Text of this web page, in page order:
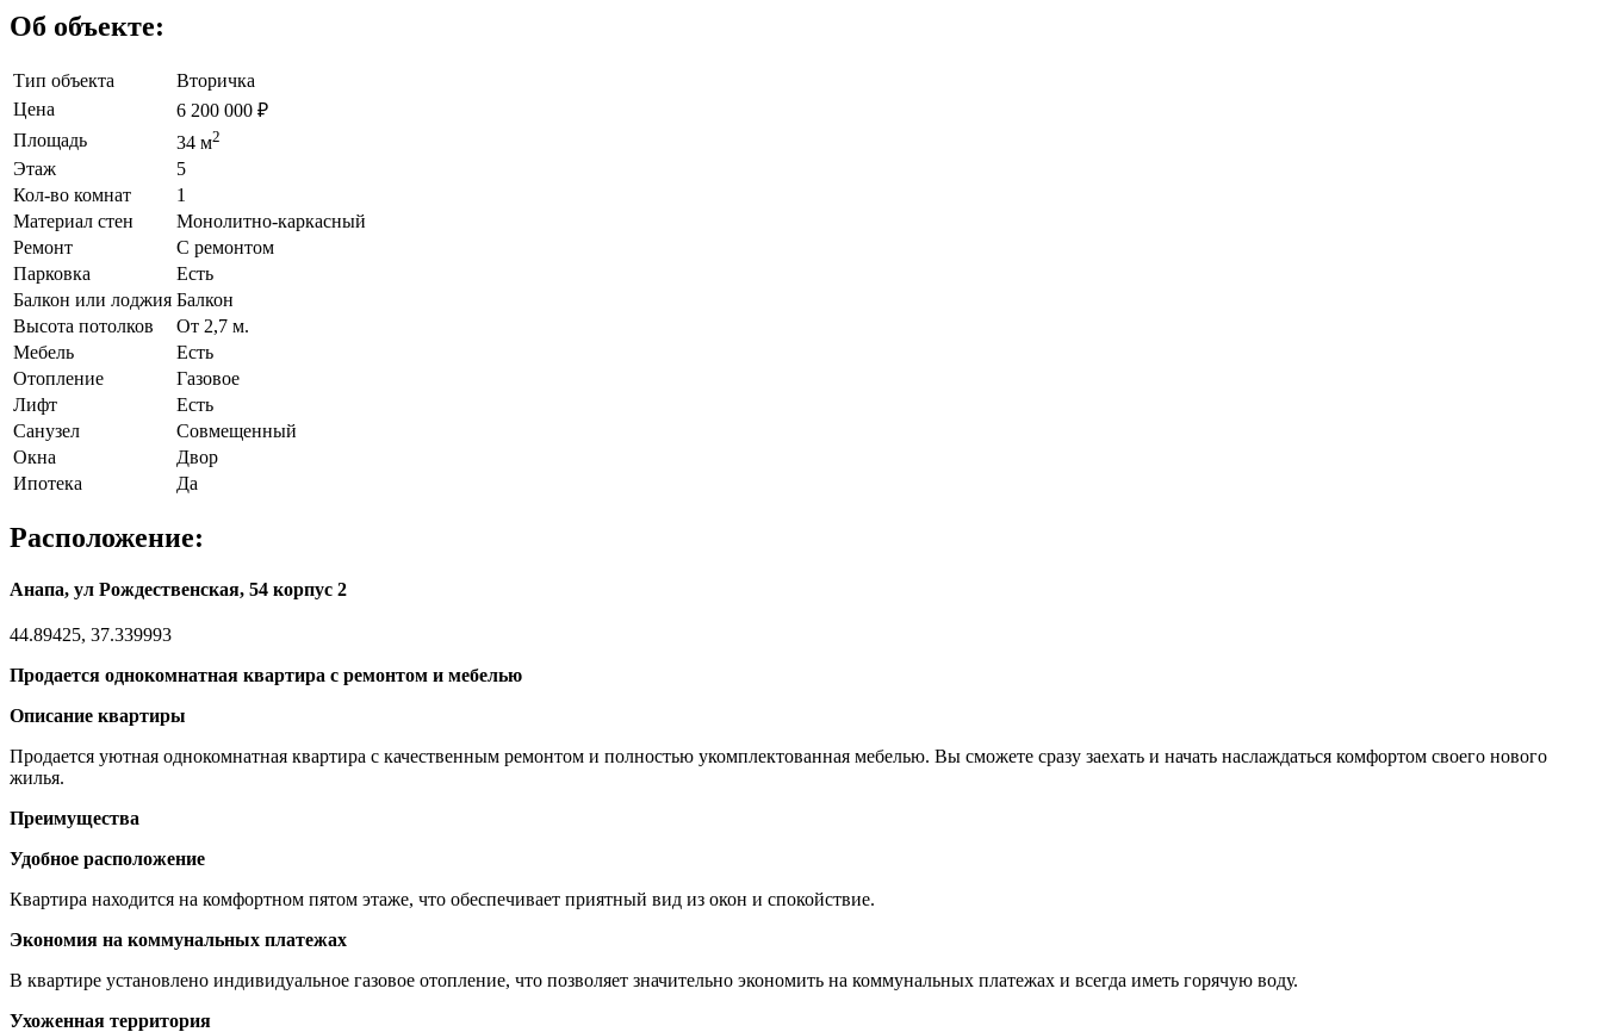
Об объекте:
Тип объекта
Вторичка
Цена
6 200 000 ₽
Площадь
34 м2
Этаж
5
Кол-во комнат
1
Материал стен
Монолитно-каркасный
Ремонт
С ремонтом
Парковка
Есть
Балкон или лоджия Балкон
Высота потолков
От 2,7 м.
Мебель
Есть
Отопление
Газовое
Лифт
Есть
Санузел
Совмещенный
Окна
Двор
Ипотека
Да
Расположение:
Анапа, ул Рождественская, 54 корпус 2
44.89425, 37.339993
Продается однокомнатная квартира с ремонтом и мебелью
Описание квартиры
Продается уютная однокомнатная квартира с качественным ремонтом и полностью укомплектованная мебелью. Вы сможете сразу заехать и начать наслаждаться комфортом своего нового
жилья.
Преимущества
Удобное расположение
Квартира находится на комфортном пятом этаже, что обеспечивает приятный вид из окон и спокойствие.
Экономия на коммунальных платежах
В квартире установлено индивидуальное газовое отопление, что позволяет значительно экономить на коммунальных платежах и всегда иметь горячую воду.
Ухоженная территория